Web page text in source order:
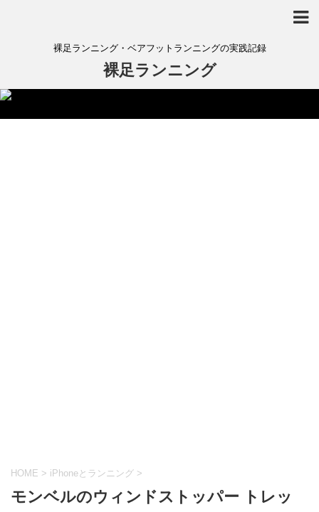
裸足ランニング・ベアフットランニングの実践記録
裸足ランニング
HOME > iPhoneとランニング >
モンベルのウィンドストッパー トレッ